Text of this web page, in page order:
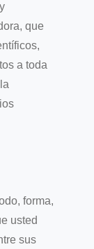
que
a toda
forma,
usted
sus